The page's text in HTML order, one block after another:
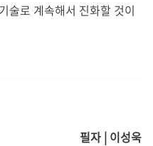
술로 계속해서 진화할 것이
필자 | 이성욱